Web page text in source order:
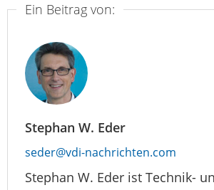
Ein Beitrag von:
Stephan W. Eder
seder@vdi-nachrichten.com
Stephan W. Eder ist Technik-